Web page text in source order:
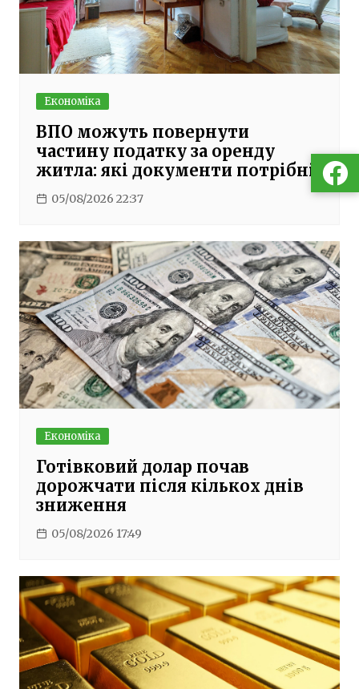
Економіка
ВПО можуть повернути
частину податку за оренду
житла: які документи потрібні
05/08/2026 22:37
Економіка
Готівковий долар почав
дорожчати після кількох днів
зниження
05/08/2026 17:49